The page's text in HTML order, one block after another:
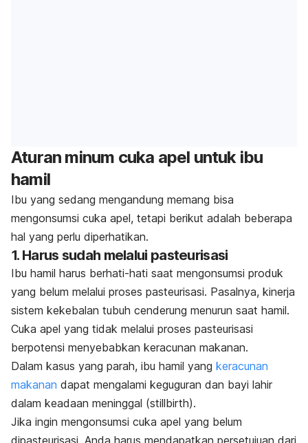
Aturan minum cuka apel untuk ibu
hamil
Ibu yang sedang mengandung memang bisa
mengonsumsi cuka apel, tetapi berikut adalah beberapa
hal yang perlu diperhatikan.
1. Harus sudah melalui pasteurisasi
Ibu hamil harus berhati-hati saat mengonsumsi produk
yang belum melalui proses pasteurisasi. Pasalnya, kinerja
sistem kekebalan tubuh cenderung menurun saat hamil.
Cuka apel yang tidak melalui proses pasteurisasi
berpotensi menyebabkan keracunan makanan.
Dalam kasus yang parah, ibu hamil yang keracunan
makanan dapat mengalami keguguran dan bayi lahir
dalam keadaan meninggal (stillbirth).
Jika ingin mengonsumsi cuka apel yang belum
dipasteurisasi, Anda harus mendapatkan persetujuan dari